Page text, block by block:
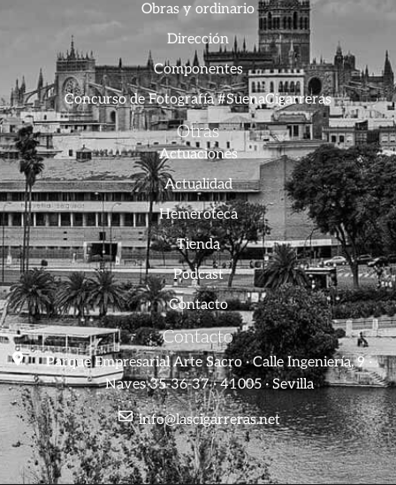
Obras y ordinario
Dirección
Componentes
Concurso de Fotografía #SuenaCigarreras
Otras
Actuaciones
Actualidad
Hemeroteca
Tienda
Podcast
Contacto
Contacto
Parque Empresarial Arte Sacro · Calle Ingeniería, 9 ·
Naves 35-36-37 · 41005 · Sevilla
info@lascigarreras.net